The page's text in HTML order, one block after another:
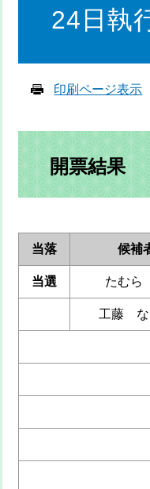
24日執
印刷ページ表示
開票結果
当落
候補
当選 たむ
工藤 な